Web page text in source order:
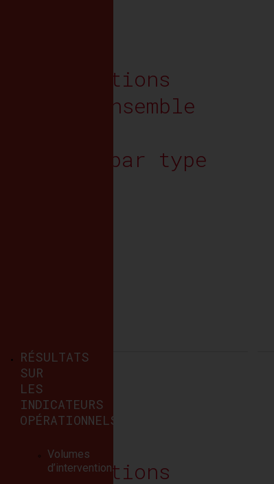
RÉSULTATS
SUR
LES
INDICATEURS
OPÉRATIONNELS
Volumes
d’interventions
communes
par l’ensemble
et par type